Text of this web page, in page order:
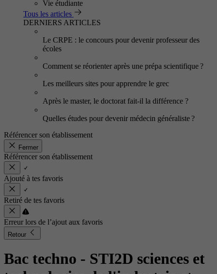
Vie étudiante
Tous les articles
DERNIERS ARTICLES
Le CRPE : le concours pour devenir professeur des
écoles
Comment se réorienter après une prépa scientifique ?
Les meilleurs sites pour apprendre le grec
Après le master, le doctorat fait-il la différence ?
Quelles études pour devenir médecin généraliste ?
Référencer son établissement
Fermer
Référencer son établissement
Ajouté à tes favoris
Retiré de tes favoris
Erreur lors de l’ajout aux favoris
Retour
Bac techno - STI2D sciences et